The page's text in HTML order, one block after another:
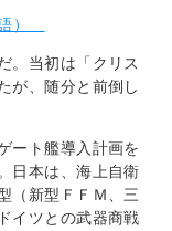
）
。当初は「クリス
が、随分と前倒し
ート艦導入計画を
日本は、海上自衛
（新型ＦＦＭ、三
イツとの武器商戦